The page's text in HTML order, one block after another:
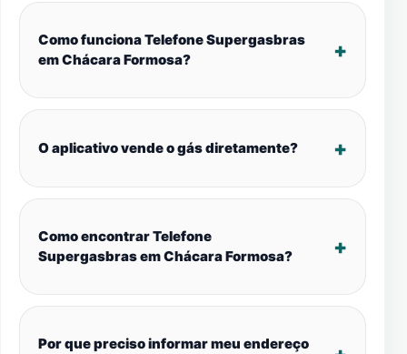
Como funciona Telefone Supergasbras
em Chácara Formosa?
O aplicativo vende o gás diretamente?
Como encontrar Telefone
Supergasbras em Chácara Formosa?
Por que preciso informar meu endereço